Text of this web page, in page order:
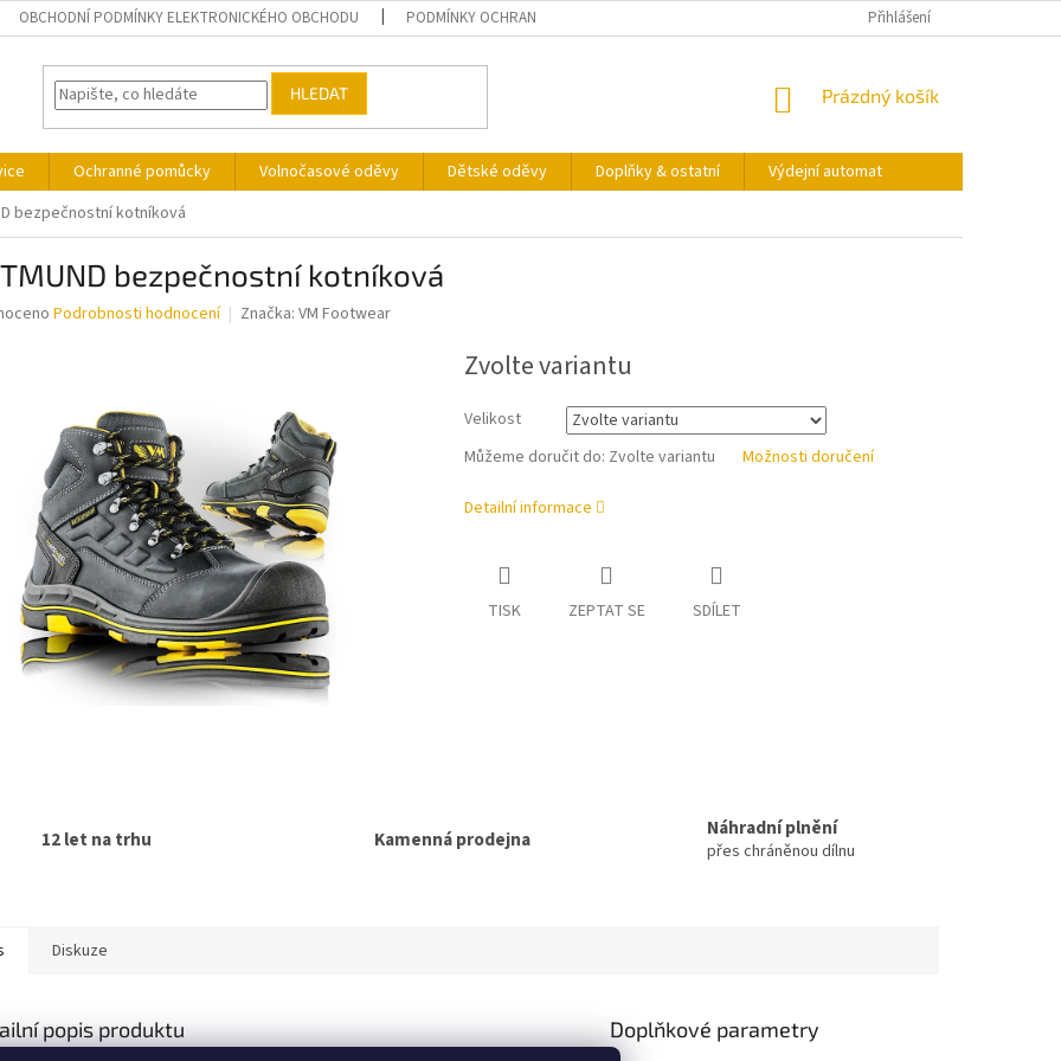
OBCHODNÍ PODMÍNKY ELEKTRONICKÉHO OBCHODU PODMÍNKY OCHRANY OSOBNÍCH ÚDAJŮ VÝDEJNÍ AUTOMAT
Přihlášení
HLEDAT
NÁKUPNÍ
Prázdný košík
Ochranné pomůcky Volnočasové oděvy Dětské oděvy Doplňky & ostatní
Výdejní automat
bezpečnostní kotníková
bezpečnostní kotníková
Podrobnosti hodnocení Značka: VM Footwear
Zvolte variantu
Velikost
Můžeme doručit do: Zvolte variantu Možnosti doručení
Detailní informace
TISK ZEPTAT SE SDÍLET
12 let na trhu Kamenná prodejna Náhradní plnění
přes chráněnou dílnu
Diskuze
popis produktu Doplňkové parametry